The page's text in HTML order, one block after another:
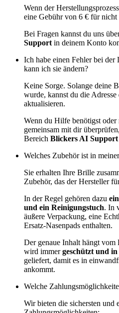
Wenn der
eine Gebühr von 6 € für nicht
Bei Fragen kannst du uns
Supportin deinem Konto
Ich habe einen Fehler bei der
kann ich sie ändern?
Keine Sorge. Solange deine
wurde, kannst du die
aktualisieren.
Wenn du Hilfe benötigst oder
gemeinsam mit dir
Bereich Blickers AI Support
Welches Zubehör ist in
Sie erhalten Ihre Brille
Zubehör, das der Hersteller
In der Regel gehören dazu
und ein Reinigungstuch. In
äußere Verpackung, eine
Ersatz-Nasenpads enthalten.
Der genaue Inhalt hängt vom
wird immergeschützt und
geliefert, damit es in
ankommt.
Welche
Wir bieten die sichersten und